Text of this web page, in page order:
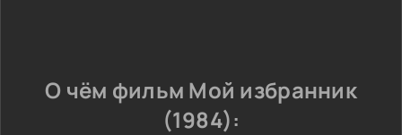
О чём фильм Мой избранник
(1984):